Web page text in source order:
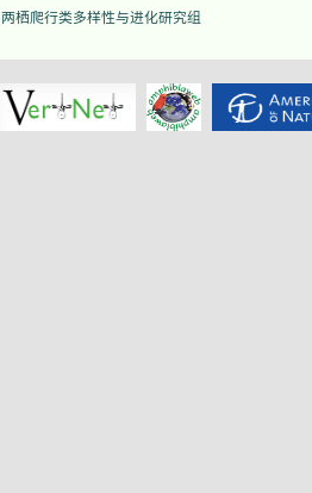
两栖爬行类多样性与进化研究组